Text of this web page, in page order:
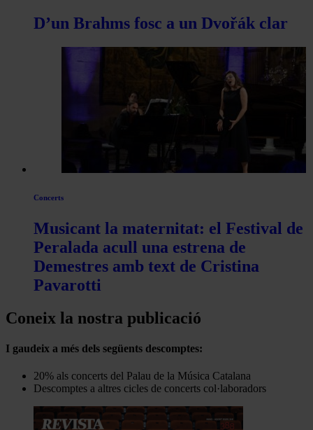
D’un Brahms fosc a un Dvořák clar
Concerts
Musicant la maternitat: el Festival de
Peralada acull una estrena de
Demestres amb text de Cristina
Pavarotti
Coneix la nostra publicació
I gaudeix a més dels següents descomptes:
20% als concerts del Palau de la Música Catalana
Descomptes a altres cicles de concerts col·laboradors